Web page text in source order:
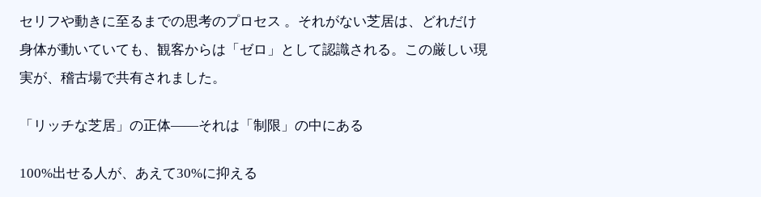
セリフや動きに至るまでの思考のプロセス 。それがない芝居は、どれだけ
身体が動いていても、観客からは「ゼロ」として認識される。この厳しい現
実が、稽古場で共有されました。
「リッチな芝居」の正体——それは「制限」の中にある
100%出せる人が、あえて30%に抑える